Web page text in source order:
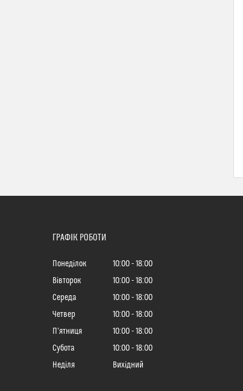
ГРАФІК РОБОТИ
Понеділок 10:00
18:00
Вівторок
10:00
18:00
Середа
10:00
18:00
Четвер
10:00
18:00
Пʼятниця
10:00
18:00
Субота
10:00
18:00
Неділя
Вихідний